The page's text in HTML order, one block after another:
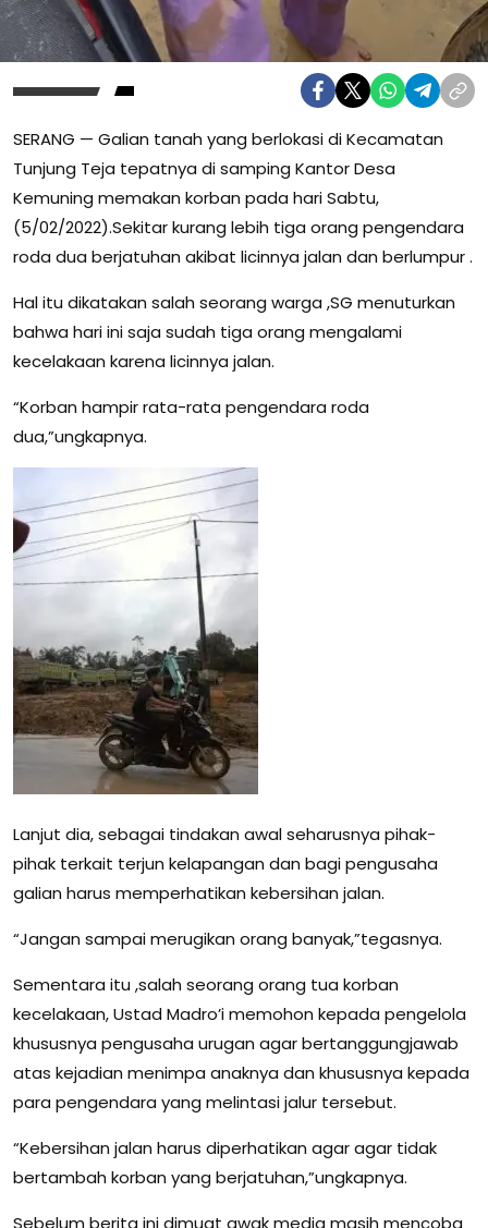
SERANG — Galian tanah yang berlokasi di Kecamatan
Tunjung Teja tepatnya di samping Kantor Desa
Kemuning memakan korban pada hari Sabtu,
(5/02/2022).Sekitar kurang lebih tiga orang pengendara
roda dua berjatuhan akibat licinnya jalan dan berlumpur .
Hal itu dikatakan salah seorang warga ,SG menuturkan
bahwa hari ini saja sudah tiga orang mengalami
kecelakaan karena licinnya jalan.
“Korban hampir rata-rata pengendara roda
dua,”ungkapnya.
Lanjut dia, sebagai tindakan awal seharusnya pihak-
pihak terkait terjun kelapangan dan bagi pengusaha
galian harus memperhatikan kebersihan jalan.
“Jangan sampai merugikan orang banyak,”tegasnya.
Sementara itu ,salah seorang orang tua korban
kecelakaan, Ustad Madro’i memohon kepada pengelola
khususnya pengusaha urugan agar bertanggungjawab
atas kejadian menimpa anaknya dan khususnya kepada
para pengendara yang melintasi jalur tersebut.
“Kebersihan jalan harus diperhatikan agar agar tidak
bertambah korban yang berjatuhan,”ungkapnya.